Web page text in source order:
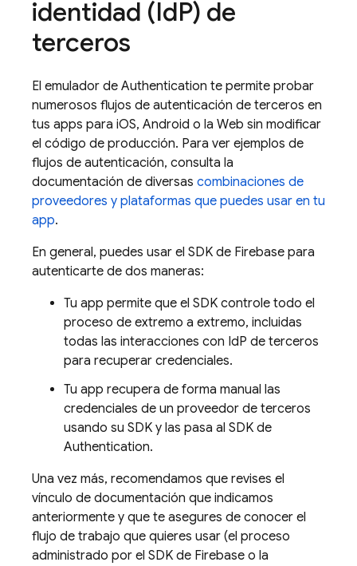
identidad (IdP) de
terceros
El emulador de Authentication te permite probar
numerosos flujos de autenticación de terceros en
tus apps para iOS, Android o la Web sin modificar
el código de producción. Para ver ejemplos de
flujos de autenticación, consulta la
documentación de diversas combinaciones de
proveedores y plataformas que puedes usar en tu
app.
En general, puedes usar el SDK de Firebase para
autenticarte de dos maneras:
Tu app permite que el SDK controle todo el
proceso de extremo a extremo, incluidas
todas las interacciones con IdP de terceros
para recuperar credenciales.
Tu app recupera de forma manual las
credenciales de un proveedor de terceros
usando su SDK y las pasa al SDK de
Authentication.
Una vez más, recomendamos que revises el
vínculo de documentación que indicamos
anteriormente y que te asegures de conocer el
flujo de trabajo que quieres usar (el proceso
administrado por el SDK de Firebase o la